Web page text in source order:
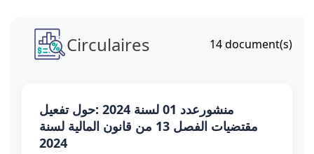
Circulaires 14document(s)
منشورعدد 01 لسنة 2024 :حول تفعيل
مقتضيات الفصل 13 من قانون المالية لسنة
2024